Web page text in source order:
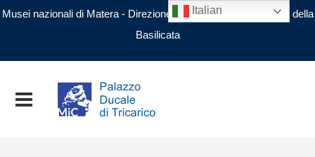
Musei nazionali di Matera - Direzione regionale Musei nazionali della
Basilicata
Italian